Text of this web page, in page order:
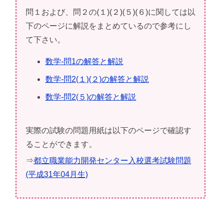
問１および、問２の(１)(２)(５)(６)に関しては以
下のページに解説をまとめているので参考にし
て下さい。
数学-問1の解答と解説
数学-問2(１)(２)の解答と解説
数学-問2(５)の解答と解説
実際の試験の問題用紙は以下のページで確認す
ることができます。
⇒都立職業能力開発センター入校選考試験問題
(平成31年04月生)